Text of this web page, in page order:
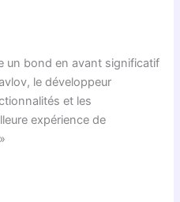
un bond en avant significatif
le développeur
et les
expérience de